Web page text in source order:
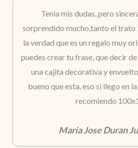
Tenia mis dudas, pero
sorprendido mucho,tanto el trato
la verdad que es un regalo muy
puedes crear tu frase, que decir
una cajita decorativa y
bueno que esta, eso si llego en
recomiendo
Maria Jose Duran